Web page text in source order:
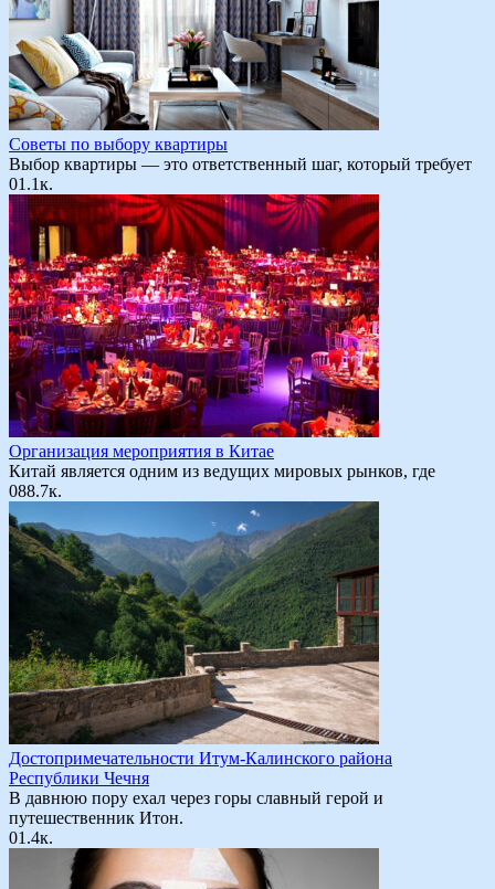
Советы по выбору квартиры
Выбор квартиры — это ответственный шаг, который требует
01.1к.
Организация мероприятия в Китае
Китай является одним из ведущих мировых рынков, где
088.7к.
Достопримечательности Итум-Калинского района
Республики Чечня
В давнюю пору ехал через горы славный герой и
путешественник Итон.
01.4к.